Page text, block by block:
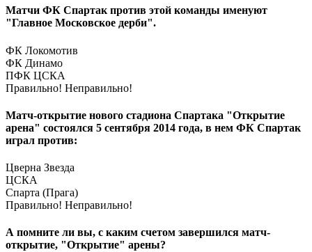
Матчи ФК Спартак против этой команды именуют
"Главное Московское дерби".
ФК Локомотив
ФК Динамо
ПФК ЦСКА
Правильно! Неправильно!
Матч-открытие нового стадиона Спартака "Открытие
арена" состоялся 5 сентября 2014 года, в нем ФК Спартак
играл против:
Цверна Звезда
ЦСКА
Спарта (Прага)
Правильно! Неправильно!
А помните ли вы, с каким счетом завершился матч-
открытие, "Открытие" арены?